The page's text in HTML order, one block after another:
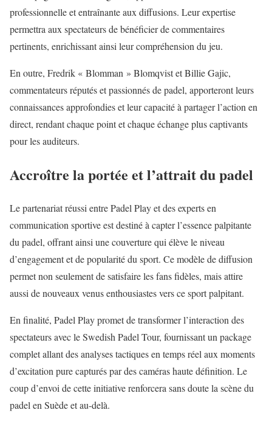
professionnelle et entraînante aux diffusions. Leur expertise
permettra aux spectateurs de bénéficier de commentaires
pertinents, enrichissant ainsi leur compréhension du jeu.
En outre, Fredrik « Blomman » Blomqvist et Billie Gajic,
commentateurs réputés et passionnés de padel, apporteront leurs
connaissances approfondies et leur capacité à partager l’action en
direct, rendant chaque point et chaque échange plus captivants
pour les auditeurs.
Accroître la portée et l’attrait du padel
Le partenariat réussi entre Padel Play et des experts en
communication sportive est destiné à capter l’essence palpitante
du padel, offrant ainsi une couverture qui élève le niveau
d’engagement et de popularité du sport. Ce modèle de diffusion
permet non seulement de satisfaire les fans fidèles, mais attire
aussi de nouveaux venus enthousiastes vers ce sport palpitant.
En finalité, Padel Play promet de transformer l’interaction des
spectateurs avec le Swedish Padel Tour, fournissant un package
complet allant des analyses tactiques en temps réel aux moments
d’excitation pure capturés par des caméras haute définition. Le
coup d’envoi de cette initiative renforcera sans doute la scène du
padel en Suède et au-delà.